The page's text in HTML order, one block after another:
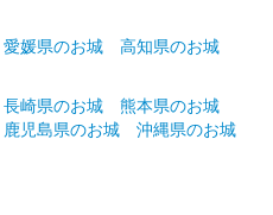
城の日
愛媛県のお城
高知県のお城
長崎県のお城
熊本県のお城
鹿児島県のお城 沖縄県のお城